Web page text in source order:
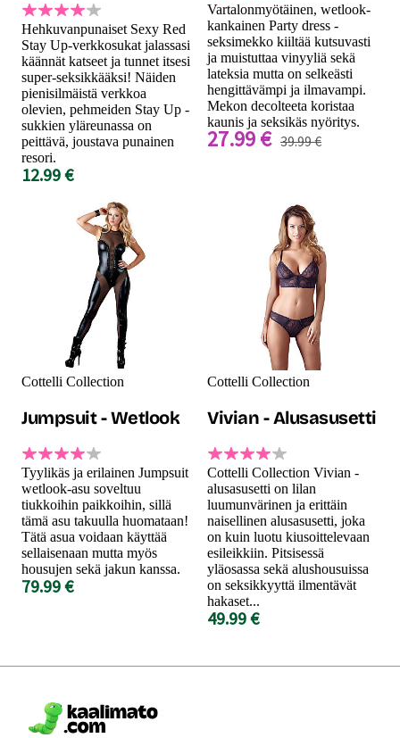
Hehkuvanpunaiset Sexy Red
Stay Up-verkkosukat jalassasi
käännät katseet ja tunnet itsesi
super-seksikkääksi! Näiden
pienisilmäistä verkkoa
olevien, pehmeiden Stay Up -
sukkien yläreunassa on
peittävä, joustava punainen
resori.
12.99 €
Vartalonmyötäinen, wetlook-
kankainen Party dress -
seksimekko kiiltää kutsuvasti
ja muistuttaa vinyyliä sekä
lateksia mutta on selkeästi
hengittävämpi ja ilmavampi.
Mekon decolteeta koristaa
kaunis ja seksikäs nyöritys.
27.99 € 39.99 €
Cottelli Collection
Jumpsuit - Wetlook
Tyylikäs ja erilainen Jumpsuit
wetlook-asu soveltuu
tiukkoihin paikkoihin, sillä
tämä asu takuulla huomataan!
Tätä asua voidaan käyttää
sellaisenaan mutta myös
housujen sekä jakun kanssa.
79.99 €
Cottelli Collection
Vivian - Alusasusetti
Cottelli Collection Vivian -
alusasusetti on lilan
luumunvärinen ja erittäin
naisellinen alusasusetti, joka
on kuin luotu kiusoittelevaan
esileikkiin. Pitsisessä
yläosassa sekä alushousuissa
on seksikkyyttä ilmentävät
hakaset...
49.99 €